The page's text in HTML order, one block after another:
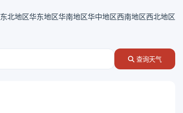
东北地区华东地区华南地区华中地区西南地区西北地区
查询天气